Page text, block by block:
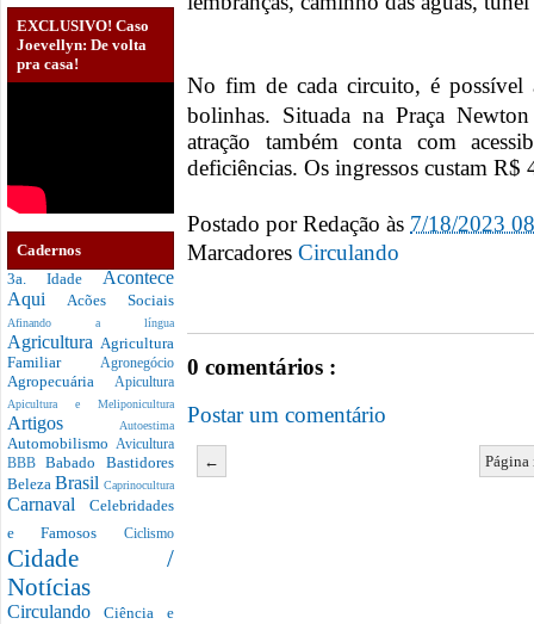
EXCLUSIVO! Caso
Joevellyn: De volta
pra casa!
Cadernos
3a. Idade Acontece
Aqui Acões Sociais
Afinando a língua
Agricultura Agricultura
Familiar Agronegócio
Agropecuária Apicultura
Apicultura e Meliponicultura
Artigos Autoestima
Automobilismo Avicultura
BBBBabado Bastidores
Beleza Brasil Caprinocultura
Carnaval Celebridades
e Famosos Ciclismo
Cidade /
Notícias
CirculandoCiência e
No fim de cada circuito, é possível
bolinhas. Situada na Praça
atração também conta com
deficiências. Os ingressos custam
Postado porRedação às 7/18/2023
Marcadores Circulando
0 comentários :
Postar um comentário
←